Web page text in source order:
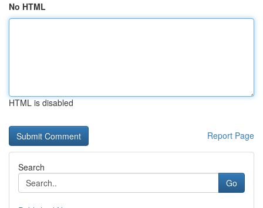
No HTML
HTML is disabled
Report Page
Search
Go